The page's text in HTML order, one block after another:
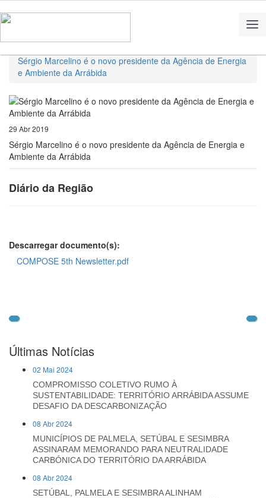
Sérgio Marcelino é o novo presidente da Agência de Energia
e Ambiente da Arrábida
29 Abr 2019
Sérgio Marcelino é o novo presidente da Agência de Energia e
Ambiente da Arrábida
Diário da Região
Descarregar documento(s):
COMPOSE 5th Newsletter.pdf
Últimas Notícias
02 Mai 2024
COMPROMISSO COLETIVO RUMO À
SUSTENTABILIDADE: TERRITÓRIO ARRÁBIDA ASSUME
DESAFIO DA DESCARBONIZAÇÃO
08 Abr 2024
MUNICÍPIOS DE PALMELA, SETÚBAL E SESIMBRA
ASSINARAM MEMORANDO PARA NEUTRALIDADE
CARBÓNICA DO TERRITÓRIO DA ARRÁBIDA
08 Abr 2024
SETÚBAL, PALMELA E SESIMBRA ALINHAM